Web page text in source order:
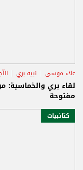
علاء موسى نبيه بري
لقاء بري والخماسية:
مفتوحة
كتائبيات